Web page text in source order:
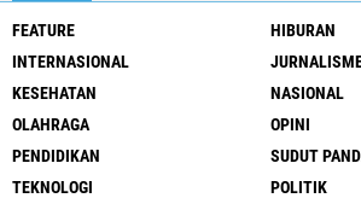
FEATURE
HIBURAN
INTERNASIONAL
KESEHATAN
NASIONAL
OLAHRAGA
OPINI
PENDIDIKAN
SUDUT
TEKNOLOGI
POLITIK